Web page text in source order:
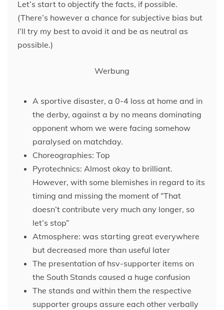
Let’s start to objectify the facts, if possible.
(There’s however a chance for subjective bias but
I’ll try my best to avoid it and be as neutral as
possible.)
Werbung
A sportive disaster, a 0-4 loss at home and in
the derby, against a by no means dominating
opponent whom we were facing somehow
paralysed on matchday.
Choreographies: Top
Pyrotechnics: Almost okay to brilliant.
However, with some blemishes in regard to its
timing and missing the moment of “That
doesn’t contribute very much any longer, so
let’s stop”
Atmosphere: was starting great everywhere
but decreased more than useful later
The presentation of hsv-supporter items on
the South Stands caused a huge confusion
The stands and within them the respective
supporter groups assure each other verbally